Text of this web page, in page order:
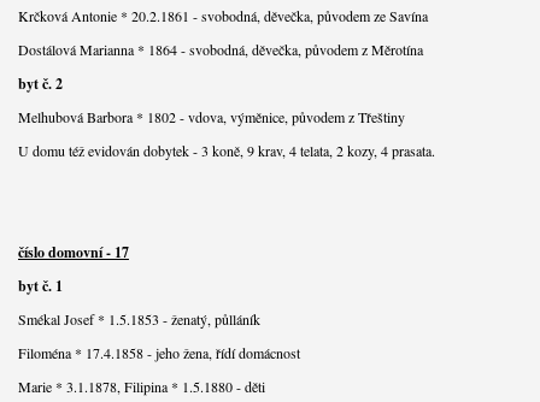
Krčková Antonie * 20.2.1861 - svobodná, děvečka, původem ze Savína
Dostálová Marianna * 1864 - svobodná, děvečka, původem z Měrotína
byt č. 2
Melhubová Barbora * 1802 - vdova, výměnice, původem z Třeštiny
U domu též evidován dobytek - 3 koně, 9 krav, 4 telata, 2 kozy, 4 prasata.
číslo domovní - 17
byt č. 1
Smékal Josef * 1.5.1853 - ženatý, půlláník
Filoména * 17.4.1858 - jeho žena, řídí domácnost
Marie * 3.1.1878, Filipina * 1.5.1880 - děti